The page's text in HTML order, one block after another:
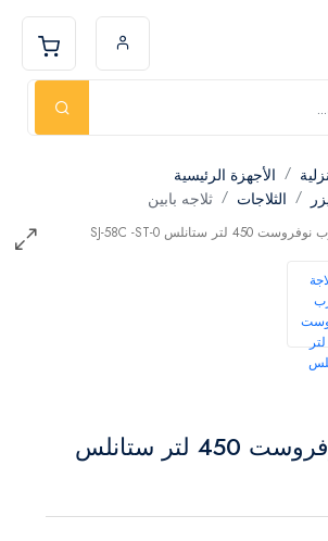
الأجهزة الرئيسية
الثلاجات ثلاجه بابين
ثلاجة شارب نوفروست 450 لتر ستانلس